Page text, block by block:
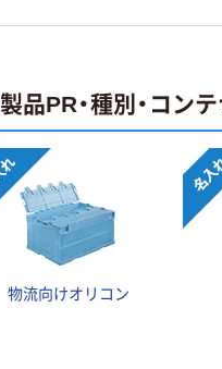
製品PR・種別・コン
物流向けオリコン